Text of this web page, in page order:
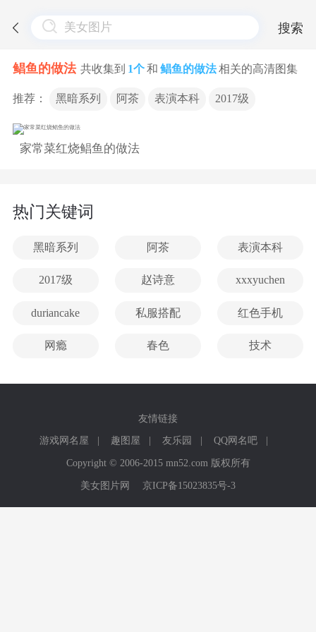
搜索
鲳鱼的做法 共收集到 1个和 鲳鱼的做法相关的高清图集
推荐： 黑暗系列 阿茶 表演本科 2017级
家常菜红烧鲳鱼的做法
热门关键词
黑暗系列 阿茶 表演本科
2017级 赵诗意 xxxyuchen
duriancake 私服搭配 红色手机
网瘾 春色 技术
友情链接
游戏网名屋
| 趣图屋 | 友乐园 | QQ网名吧
|
Copyright © 2006-2015 mn52.com 版权所有
美女图片网
京ICP备15023835号-3